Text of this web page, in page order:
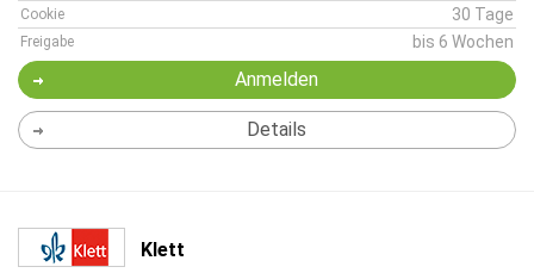
Cookie 30 Tage
Freigabe bis 6 Wochen
Anmelden
Details
Klett